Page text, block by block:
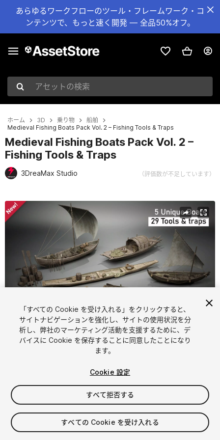
あらゆるワークフローのツール・フレームワーク・コ
ンテンツで、もっと速く開発 — 全品50%オフ。
アセットの検索
ホーム 3D 乗り物
船舶
Medieval Fishing Boats Pack Vol. 2 – Fishing Tools & Traps
Medieval Fishing Boats Pack Vol. 2 –
Fishing Tools & Traps
3DreaMax Studio （評価数が不足しています）
現在のスライド：1 / 8
1/8
$45
消費税は決済時に計算されます
「すべての Cookie を受け入れる」をクリックすると、
サイトナビゲーションを強化し、サイトの使用状況を分
析し、弊社のマーケティング活動を支援するために、デ
バイスに Cookie を保存することに同意したことになり
ます。
Cookie 設定
すべて拒否する
すべての Cookie を受け入れる